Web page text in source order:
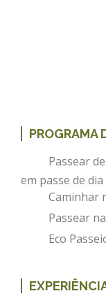
PROGRAMA
Passear
em passe de dia
Caminhar
Passear
Eco